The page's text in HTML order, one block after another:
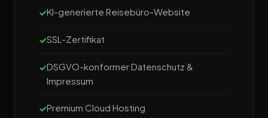
KI-generierte Reisebüro-Website
SSL-Zertifikat
DSGVO-konformer Datenschutz &
Impressum
Premium Cloud Hosting